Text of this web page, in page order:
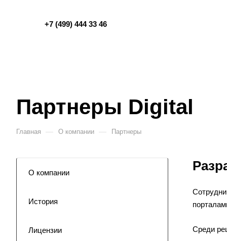
+7 (499) 444 33 46
Партнеры Digital
Главная — О компании — Партнеры
Среди
О компании
История
Лицензии